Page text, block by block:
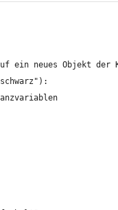
ein neues Objekt